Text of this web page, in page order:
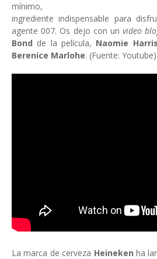
mínimo,
ingrediente indispensable para
agente 007. Os dejo con unvideo
Bond de la película, Naomie
Berenice Marlohe. (Fuente: Youtube)
La marca de cerveza Heinekenha